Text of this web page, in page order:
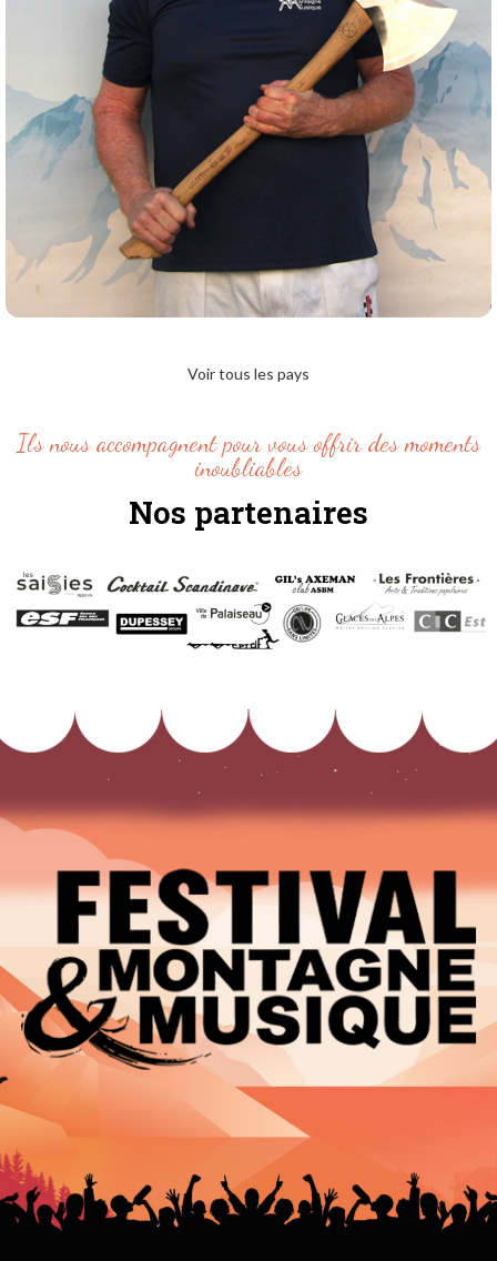
TURNER
AUSTRALIE
Voir tous les pays
Ils nous accompagnent pour vous offrir des moments
inoubliables
Nos partenaires